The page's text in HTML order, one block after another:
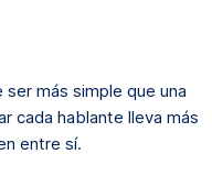
más simple que una
cada hablante lleva más
entre sí.